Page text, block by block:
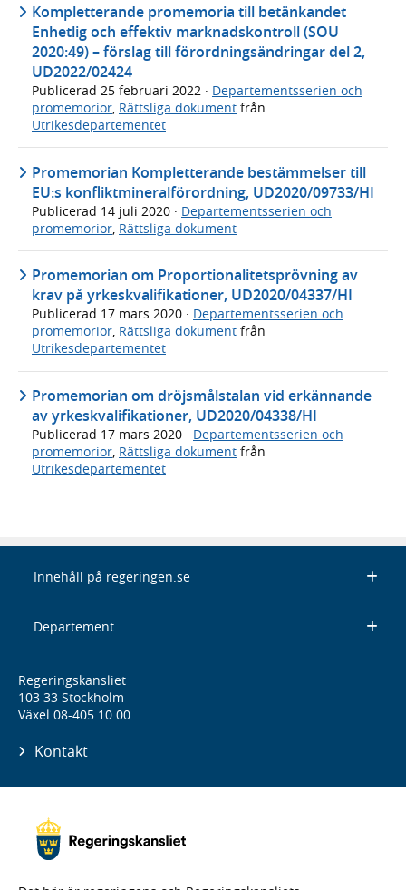
Kompletterande promemoria till betänkandet
Enhetlig och effektiv marknadskontroll (SOU
2020:49) – förslag till förordningsändringar del 2,
UD2022/02424
Publicerad 25 februari 2022 · Departementsserien och
promemorior, Rättsliga dokument från
Utrikesdepartementet
Promemorian Kompletterande bestämmelser till
EU:s konfliktmineralförordning, UD2020/09733/HI
Publicerad 14 juli 2020 · Departementsserien och
promemorior Rättsliga dokument
Promemorian om Proportionalitetsprövning av
krav på yrkeskvalifikationer, UD2020/04337/HI
Publicerad 17 mars 2020 · Departementsserien och
promemorior, Rättsliga dokument från
Utrikesdepartementet
Promemorian om dröjsmålstalan vid erkännande
av yrkeskvalifikationer, UD2020/04338/HI
Publicerad 17 mars 2020 · Departementsserien och
promemorior, Rättsliga dokument från
Utrikesdepartementet
Innehåll på regeringen.se
Departement
Regeringskansliet
103 33 Stockholm
Växel 08-405 10 00
Kontakt